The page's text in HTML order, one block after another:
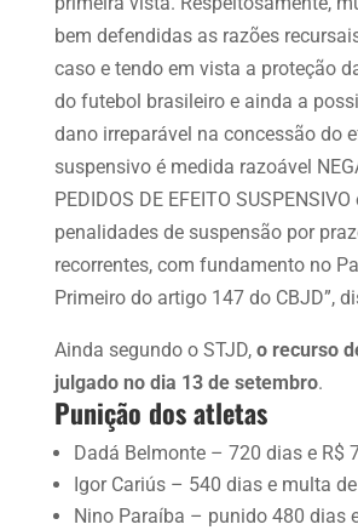
bem defendidas as razões
caso e tendo em vista a proteção
do futebol brasileiro e ainda a
dano irreparável na concessão do
suspensivo é medida razoável
PEDIDOS DE EFEITO
penalidades de suspensão por
recorrentes, com fundamento no
Primeiro do artigo 147 do CBJD”,
Ainda segundo o STJD, o recurso
julgado no dia 13 de setembro.
Punição dos atletas
Dadá Belmonte – 720 dias e R$
Igor Cariús – 540 dias e multa
Nino Paraíba – punido 480 dias